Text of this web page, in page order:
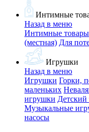
Интимные
Назад в меню
Интимные товары
(местная) Для
Игрушки
Назад в меню
Игрушки Горки,
маленьких
игрушки Детский
Музыкальные
насосы